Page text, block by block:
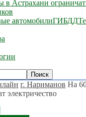
в Астрахани
автомобилиГИБДД
г. Нариманов На
электричество